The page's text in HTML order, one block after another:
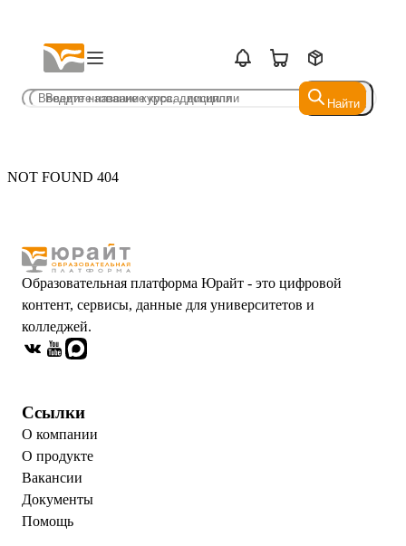
Найти
Найти
NOT FOUND 404
Образовательная платформа Юрайт - это цифровой
контент, сервисы, данные для университетов и
колледжей.
Ссылки
О компании
О продукте
Вакансии
Документы
Помощь